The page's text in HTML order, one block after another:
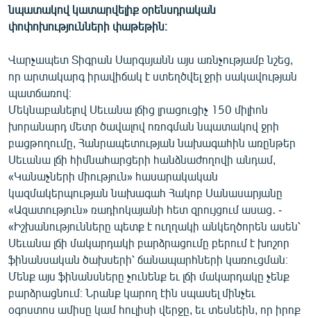
ԲԱՆԱՎԵՃ
ՁԳՏԵԼՈՎ ԼԱՎԱԳՈՒՅՆԻՆ
ՓՈԴՔԱՍԹ
Հայերեն
English
Русский
ՀԵՏԵՎԵՔ ՄԵԶ
«Ազատության» բոլոր կայքերը
նպատակով կատարվելիք օրենսդրական
փոփոխությունների փաթեթին։
Վարչապետ Տիգրան Սարգսյանն այս առնչությամբ նշեց,
որ արտակարգ իրավիճակ է ստեղծվել ջրի սակավության
պատճառով։
Մեկնաբանելով Սեւանա լճից լրացուցիչ 150 միլիոն
խորանարդ մետր ծավալով ոռոգման նպատակով ջրի
բացթողումը, Հանրապետության նախագահին առընթեր
Սեւանա լճի հիմնահարցերի հանձնաժողովի անդամ,
«Կանաչների միություն» հասարակական
կազմակերպության նախագահ Հակոբ Սանասարյանը
«Ազատություն» ռադիոկայանի հետ զրույցում ասաց․ -
«Իշխանությունները պետք է ուղղակի անկեղծորեն ասեն՝
Սեւանա լճի մակարդակի բարձրացումը բերում է խոշոր
ֆինանսական ծախսերի՝ ճանապարհների կառուցման։
Մենք այս ֆինանսները չունենք եւ լճի մակարդակը չենք
բարձրացնում։ Նրանք կարող էին սպասել մինչեւ
օգոստոս ամիսը կամ հուլիսի վերջը, եւ տեսնեին, որ իրոք